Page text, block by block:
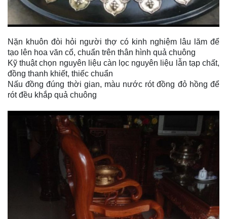
Nặn khuôn đòi hỏi người thợ có kinh nghiệm lâu lăm để
tạo lên hoa văn cổ, chuẩn trên thân hình quả chuông
Kỹ thuật chọn nguyên liệu càn lọc nguyên liệu lẫn tạp chất,
đồng thanh khiết, thiếc chuẩn
Nấu đồng đúng thời gian, màu nước rót đồng đỏ hồng để
rót đều khắp quả chuông